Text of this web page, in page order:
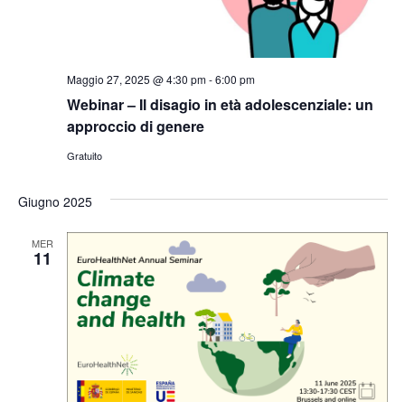
Webinar – Il disagio in età adolescenziale: un
approccio di genere
Maggio 27, 2025 @ 4:30 pm-6:00 pm
Gratuito
Giugno 2025
MER
11